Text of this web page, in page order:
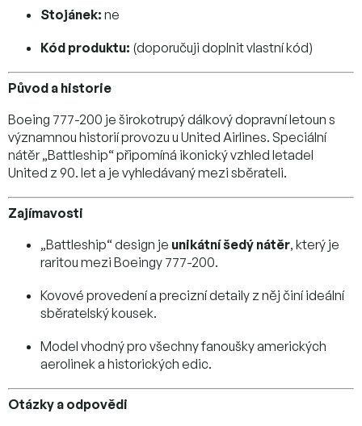
Stojánek: ne
Kód produktu: (doporučuji doplnit vlastní kód)
Původ a historie
Boeing 777-200 je širokotrupý dálkový dopravní letoun s
významnou historií provozu u United Airlines. Speciální
nátěr „Battleship“ připomíná ikonický vzhled letadel
United z 90. let a je vyhledávaný mezi sběrateli.
Zajímavosti
„Battleship“ design je unikátní šedý nátěr, který je
raritou mezi Boeingy 777-200.
Kovové provedení a precizní detaily z něj činí ideální
sběratelský kousek.
Model vhodný pro všechny fanoušky amerických
aerolinek a historických edic.
Otázky a odpovědi